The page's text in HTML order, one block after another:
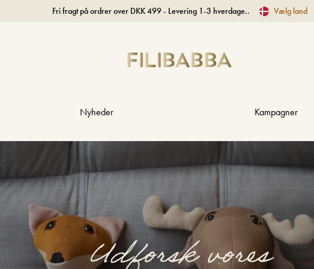
Fri fragt på ordrer over DKK 499 - Levering 1-3 hverdage.. Vælg land
Nyheder Kampagner